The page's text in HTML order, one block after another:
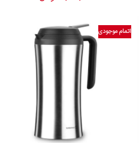
اتمام موجودی